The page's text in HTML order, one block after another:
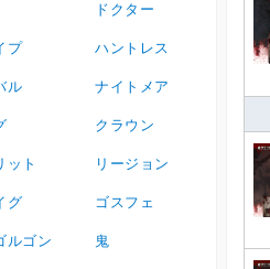
ドクター
プ ハントレス
ル ナイトメア
クラウン
ット リージョン
グ ゴスフェ
ルゴン 鬼